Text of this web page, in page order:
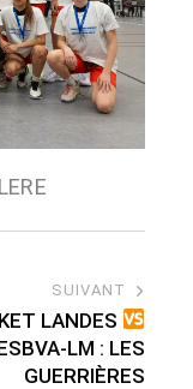
SUIVANT
LANDES
LM : LES
GUERRIÈRES